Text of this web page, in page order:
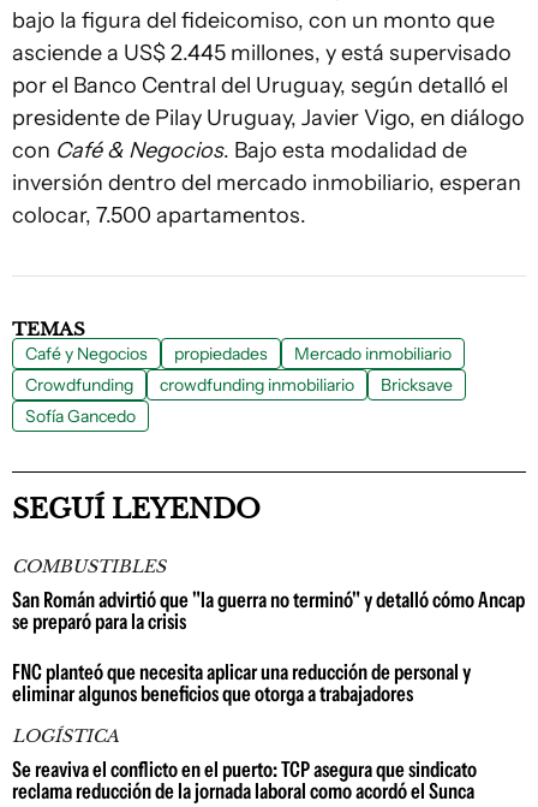
bajo la figura del fideicomiso, con un monto que
asciende a US$ 2.445 millones, y está supervisado
por el Banco Central del Uruguay, según detalló el
presidente de Pilay Uruguay, Javier Vigo, en diálogo
con Café & Negocios. Bajo esta modalidad de
inversión dentro del mercado inmobiliario, esperan
colocar, 7.500 apartamentos.
TEMAS
Café y Negocios propiedades
Mercado inmobiliario
Crowdfunding
crowdfunding inmobiliario
Bricksave
Sofía Gancedo
SEGUÍ LEYENDO
COMBUSTIBLES
San Román advirtió que "la guerra no terminó" y detalló cómo Ancap
se preparó para la crisis
FNC planteó que necesita aplicar una reducción de personal y
eliminar algunos beneficios que otorga a trabajadores
LOGÍSTICA
Se reaviva el conflicto en el puerto: TCP asegura que sindicato
reclama reducción de la jornada laboral como acordó el Sunca